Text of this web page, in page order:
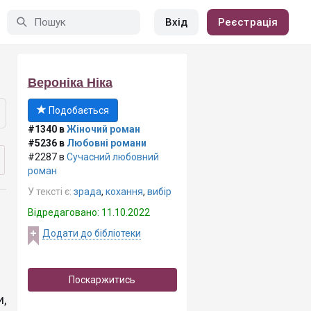
Вхід Реєстрація
Вероніка Ніка
Подобається
#1340 вЖіночий роман
#5236 в Любовні романи
#2287 в Сучасний любовний
роман
У тексті є: зрада, кохання, вибір
Відредаговано: 11.10.2022
Додати до бібліотеки
Поскаржитись